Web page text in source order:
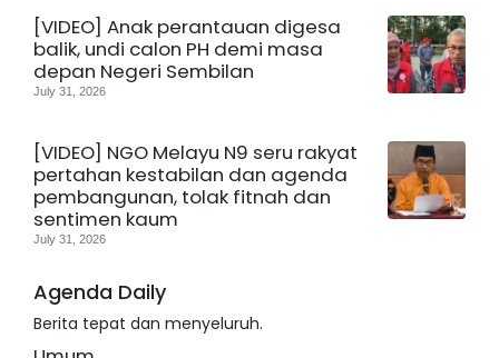
[VIDEO] Anak perantauan digesa
balik, undi calon PH demi masa
depan Negeri Sembilan
July 31, 2026
[VIDEO] NGO Melayu N9 seru rakyat
pertahan kestabilan dan agenda
pembangunan, tolak fitnah dan
sentimen kaum
July 31, 2026
Agenda Daily
Berita tepat dan menyeluruh.